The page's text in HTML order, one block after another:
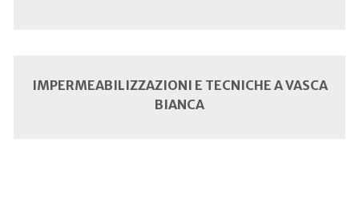
IMPERMEABILIZZAZIONI E TECNICHE A VASCA
BIANCA